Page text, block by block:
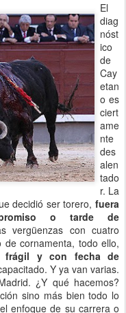
El
diag
nóst
ico
de
Cay
etan
o es
ciert
ame
nte
des
alen
tado
r. La
decidió ser torero, fuera
o tarde de
vergüenzas con cuatro
cornamenta, todo ello,
frágil y con fecha de
Y ya van varias.
¿Y qué hacemos?
sino más bien todo lo
enfoque de su carrera o